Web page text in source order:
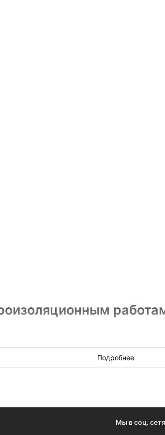
государственные контракты, и
сервисе «Всем Подряд». Если вы готовы
Подробнее
Мы в соц.